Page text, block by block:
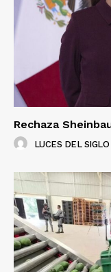
Rechaza
LUCES DEL SIGLO